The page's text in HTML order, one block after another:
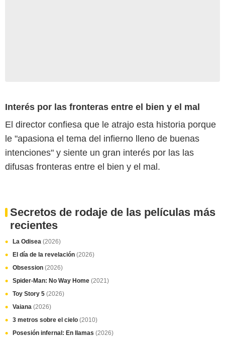
Interés por las fronteras entre el bien y el mal
El director confiesa que le atrajo esta historia porque
le "apasiona el tema del infierno lleno de buenas
intenciones" y siente un gran interés por las las
difusas fronteras entre el bien y el mal.
Secretos de rodaje de las películas más
recientes
La Odisea (2026)
El día de la revelación (2026)
Obsession (2026)
Spider-Man: No Way Home (2021)
Toy Story 5 (2026)
Vaiana (2026)
3 metros sobre el cielo (2010)
Posesión infernal: En llamas (2026)